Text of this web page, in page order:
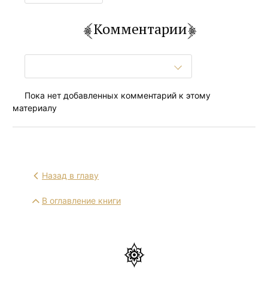
Комментарии
Пока нет добавленных комментарий к этому
материалу
Назад в главу
В оглавление книги